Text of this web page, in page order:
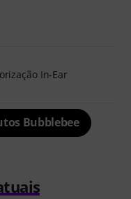
In-Ear
Bubblebee